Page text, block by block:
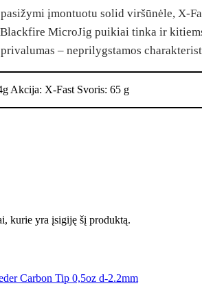
įmontuotu solid viršūnėle, X-
MicroJig puikiai tinka ir
– neprilygstamos
Akcija: X-Fast Svoris: 65 g
kurie yra įsigiję šį produktą.